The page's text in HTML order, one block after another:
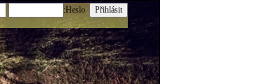
:Heslo